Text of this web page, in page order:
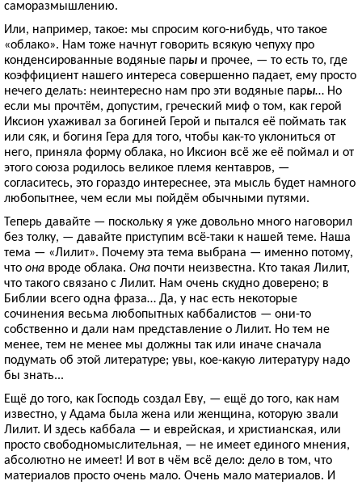
саморазмышлению.
Или, например, такое: мы спросим кого-нибудь, что такое
«облако». Нам тоже начнут говорить всякую чепуху про
конденсированные водяные пары и прочее, — то есть то, где
коэффициент нашего интереса совершенно падает, ему просто
нечего делать: неинтересно нам про эти водяные пары… Но
если мы прочтём, допустим, греческий миф о том, как герой
Иксион ухаживал за богиней Герой и пытался её поймать так
или сяк, и богиня Гера для того, чтобы как-то уклониться от
него, приняла форму облака, но Иксион всё же её поймал и от
этого союза родилось великое племя кентавров, —
согласитесь, это гораздо интереснее, эта мысль будет намного
любопытнее, чем если мы пойдём обычными путями.
Теперь давайте — поскольку я уже довольно много наговорил
без толку, — давайте приступим всё-таки к нашей теме. Наша
тема — «Лилит». Почему эта тема выбрана — именно потому,
что она вроде облака. Она почти неизвестна. Кто такая Лилит,
что такого связано с Лилит. Нам очень скудно доверено; в
Библии всего одна фраза… Да, у нас есть некоторые
сочинения весьма любопытных каббалистов — они-то
собственно и дали нам представление о Лилит. Но тем не
менее, тем не менее мы должны так или иначе сначала
подумать об этой литературе; увы, кое-какую литературу надо
бы знать...
Ещё до того, как Господь создал Еву, — ещё до того, как нам
известно, у Адама была жена или женщина, которую звали
Лилит. И здесь каббала — и еврейская, и христианская, или
просто свободномыслительная, — не имеет единого мнения,
абсолютно не имеет! И вот в чём всё дело: дело в том, что
материалов просто очень мало. Очень мало материалов. И